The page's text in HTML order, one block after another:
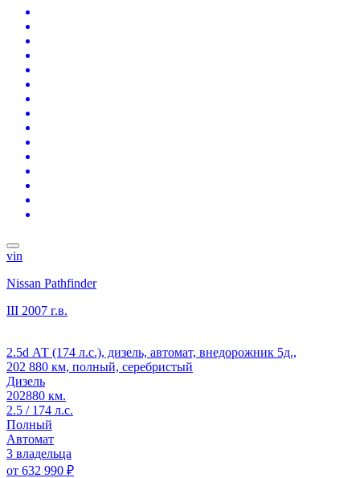
vin
Nissan Pathfinder
III 2007 г.в.
2.5d АТ (174 л.с.), дизель, автомат, внедорожник 5д.,
202 880 км, полный, серебристый
Дизель
202880 км.
2.5 / 174 л.с.
Полный
Автомат
3 владельца
от 632 990 ₽